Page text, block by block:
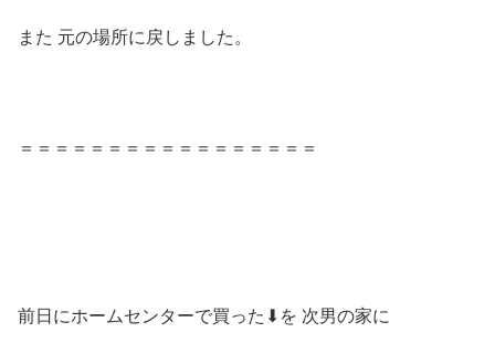
また 元の場所に戻しました。
＝＝＝＝＝＝＝＝＝＝＝＝＝＝＝＝＝
前日にホームセンターで買った⬇︎を 次男の家に